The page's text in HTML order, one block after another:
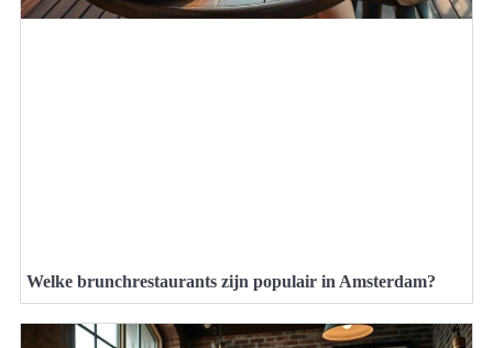
Welke brunchrestaurants zijn populair in Amsterdam?